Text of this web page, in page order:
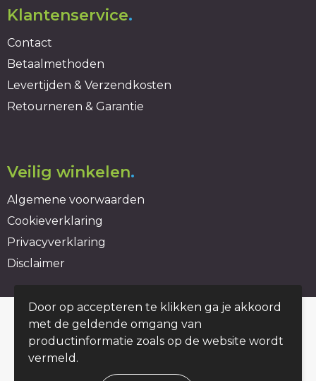
Klantenservice.
Contact
Betaalmethoden
Levertijden & Verzendkosten
Retourneren & Garantie
Veilig winkelen.
Algemene voorwaarden
Cookieverklaring
Privacyverklaring
Disclaimer
© Copyright duurzaambedrukt.nl 2026
Door op accepteren te klikken ga je akkoord
met de geldende omgang van
productinformatie zoals op de website wordt
vermeld.